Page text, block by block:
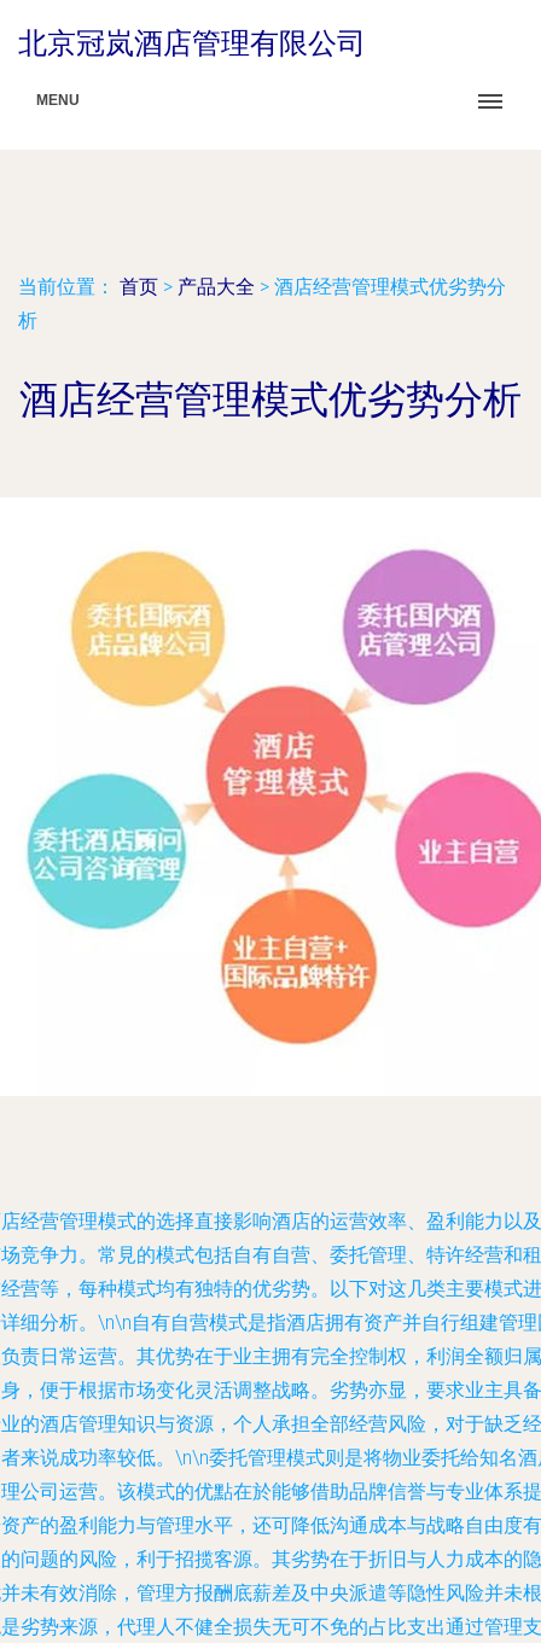
北京冠岚酒店管理有限公司
MENU
当前位置： 首页 > 产品大全 > 酒店经营管理模式优劣势分
析
酒店经营管理模式优劣势分析
经营管理模式的选择直接影响酒店的运营效率、盈利能力以及
竞争力。常見的模式包括自有自营、委托管理、特许经营和租
营等，每种模式均有独特的优劣势。以下对这几类主要模式进
细分析。\n\n自有自营模式是指酒店拥有资产并自行组建管
责日常运营。其优势在于业主拥有完全控制权，利润全额归属
，便于根据市场变化灵活调整战略。劣势亦显，要求业主具备
的酒店管理知识与资源，个人承担全部经营风险，对于缺乏经
来说成功率较低。\n\n委托管理模式则是将物业委托给知名
公司运营。该模式的优點在於能够借助品牌信誉与专业体系提
产的盈利能力与管理水平，还可降低沟通成本与战略自由度有
问题的风险，利于招揽客源。其劣势在于折旧与人力成本的隐
未有效消除，管理方报酬底薪差及中央派遣等隐性风险并未根
劣势来源，代理人不健全损失无可不免的占比支出通过管理支